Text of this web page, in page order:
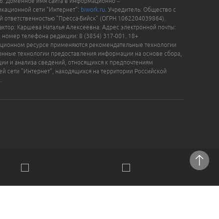
сети "Интернет": biwork.ru . Учредитель: Общество с
ответственностью "Пресса-Бийск" (ОГРН 1062204039864).
Каршева Наталья Алексеевна. Адрес электронной почты:
, номер телефона редакции: 8 (3854) 317-001. 18+
ресурсе применяются рекомендательные технологии
технологии предоставления информации на основе сбора,
и анализа сведений, относящихся к предпочтениям
сети "Интернет", находящихся на территории Российской